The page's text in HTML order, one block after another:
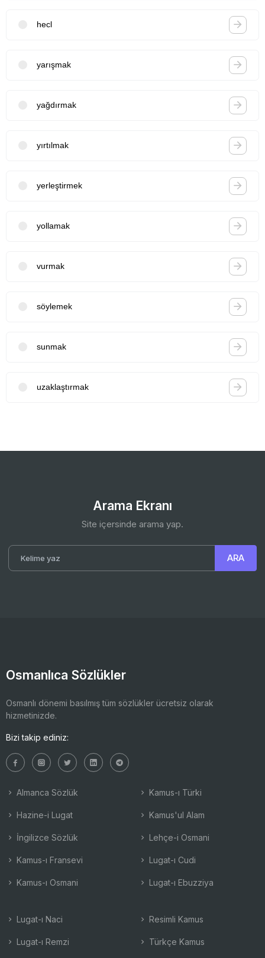
hecl
yarışmak
yağdırmak
yırtılmak
yerleştirmek
yollamak
vurmak
söylemek
sunmak
uzaklaştırmak
Arama Ekranı
Site içersinde arama yap.
Osmanlıca Sözlükler
Osmanlı dönemi basılmış tüm sözlükler ücretsiz olarak
hizmetinizde.
Bizi takip ediniz:
Almanca Sözlük
Hazine-i Lugat
İngilizce Sözlük
Kamus-ı Fransevi
Kamus-ı Osmani
Kamus-ı Türki
Kamus'ul Alam
Lehçe-i Osmani
Lugat-ı Cudi
Lugat-ı Ebuzziya
Lugat-ı Naci
Lugat-ı Remzi
Resimli Kamus
Türkçe Kamus